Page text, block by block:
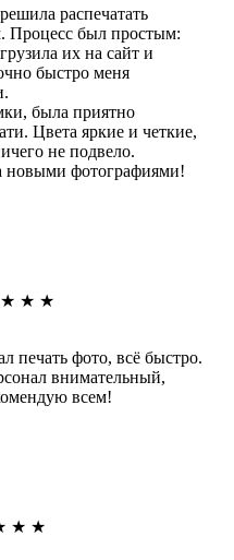
распечатать
Процесс был простым:
их на сайт и
быстро меня
была приятно
Цвета яркие и четкие,
не подвело.
новыми фотографиями!
★ ★ ★
печать фото, всё быстро.
внимательный,
всем!
★ ★